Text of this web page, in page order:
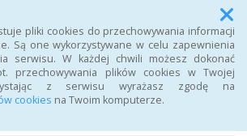
pliki cookies do przechowywania informacji
Są one wykorzystywane w celu zapewnienia
serwisu. W każdej chwili możesz dokonać
przechowywania plików cookies w Twojej
z serwisu wyrażasz zgodę na
cookies na Twoim komputerze.
Menu
Informacji
Urzędu Pracy